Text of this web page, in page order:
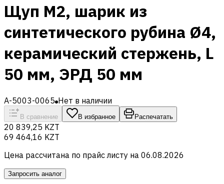
Щуп M2, шарик из
синтетического рубина Ø4,
керамический стержень, L
50 мм, ЭРД 50 мм
A-5003-0065 Нет в наличии
В сравнение В избранное Распечатать
20 839,25 KZT
69 464,16 KZT
Цена рассчитана по прайс листу на 06.08.2026
Запросить аналог